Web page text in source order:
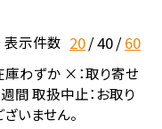
表示件数 20 40 60
わずか ×：取り寄せ
間 取扱中止：お取り
いません。